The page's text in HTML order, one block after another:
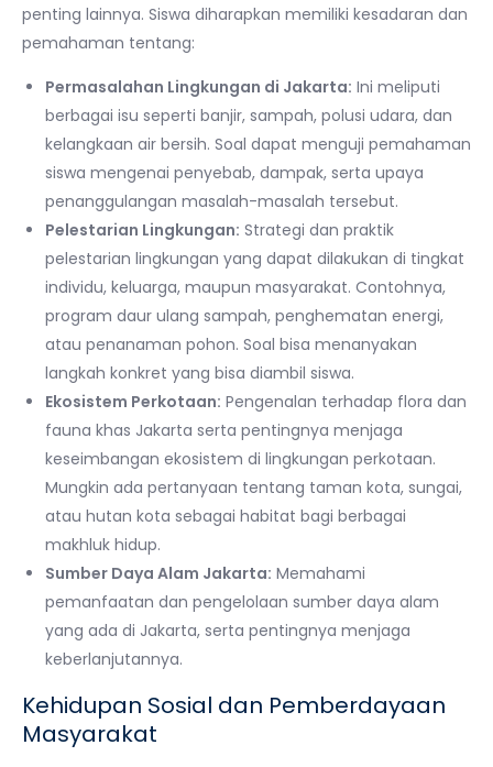
penting lainnya. Siswa diharapkan memiliki kesadaran dan
pemahaman tentang:
Permasalahan Lingkungan di Jakarta: Ini meliputi
berbagai isu seperti banjir, sampah, polusi udara, dan
kelangkaan air bersih. Soal dapat menguji pemahaman
siswa mengenai penyebab, dampak, serta upaya
penanggulangan masalah-masalah tersebut.
Pelestarian Lingkungan: Strategi dan praktik
pelestarian lingkungan yang dapat dilakukan di tingkat
individu, keluarga, maupun masyarakat. Contohnya,
program daur ulang sampah, penghematan energi,
atau penanaman pohon. Soal bisa menanyakan
langkah konkret yang bisa diambil siswa.
Ekosistem Perkotaan: Pengenalan terhadap flora dan
fauna khas Jakarta serta pentingnya menjaga
keseimbangan ekosistem di lingkungan perkotaan.
Mungkin ada pertanyaan tentang taman kota, sungai,
atau hutan kota sebagai habitat bagi berbagai
makhluk hidup.
Sumber Daya Alam Jakarta: Memahami
pemanfaatan dan pengelolaan sumber daya alam
yang ada di Jakarta, serta pentingnya menjaga
keberlanjutannya.
Kehidupan Sosial dan Pemberdayaan
Masyarakat